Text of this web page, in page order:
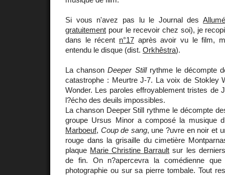
Si vous n'avez pas lu le Journal des
gratuitement pour le recevoir chez soi), je
dans le récent n°17 après avoir vu le film,
entendu le disque (dist. Orkhêstra).
La chansonDeeper Stillrythme le décompte
catastrophe : Meurtre J-7. La voix de Stokley
Wonder. Les paroles effroyablement tristes de
l?écho des deuils impossibles.
La chanson Deeper Still rythme le décompte
groupe Ursus Minor a composé la musique
Marboeuf, Coup de sang, une ?uvre en noir et
rouge dans la grisaille du cimetière
plaque Marie Christine Barrault sur les
de fin. On n?apercevra la comédienne
photographie ou sur sa pierre tombale. Tout